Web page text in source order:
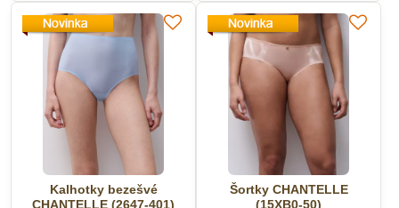
Kalhotky bezešvé
CHANTELLE (2647-401)
Šortky CHANTELLE
(15XB0-50)